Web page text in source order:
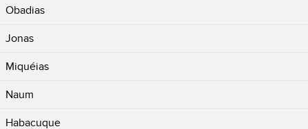
Obadias
Jonas
Miquéias
Naum
Habacuque